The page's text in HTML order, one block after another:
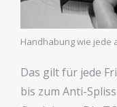
Handhabung wie jede
Das gilt für jede
bis zum Anti-